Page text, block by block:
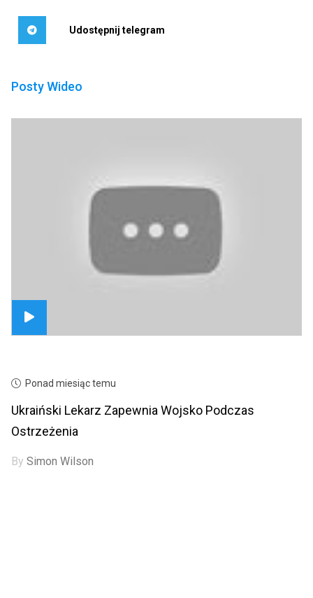
Udostępnij telegram
Posty Wideo
Ponad miesiąc temu
Ukraiński Lekarz Zapewnia Wojsko Podczas
Ostrzeżenia
BySimon Wilson